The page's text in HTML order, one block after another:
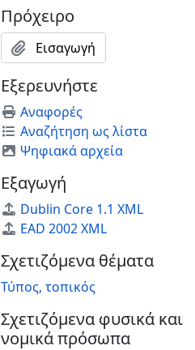
Πρόχειρο
Εισαγωγή
Εξερευνήστε
Αναφορές
Αναζήτηση ως λίστα
Ψηφιακά αρχεία
Εξαγωγή
Dublin Core 1.1 XML
EAD 2002 XML
Σχετιζόμενα θέματα
Τύπος, τοπικός
Σχετιζόμενα φυσικά και
νομικά πρόσωπα